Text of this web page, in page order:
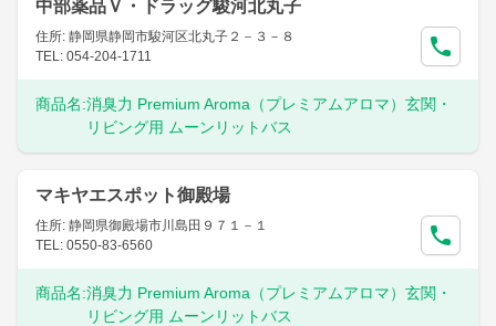
中部薬品Ｖ・ドラッグ駿河北丸子
住所: 静岡県静岡市駿河区北丸子２－３－８
TEL: 054-204-1711
商品名:消臭力 Premium Aroma（プレミアムアロマ）玄関・
リビング用 ムーンリットバス
マキヤエスポット御殿場
住所: 静岡県御殿場市川島田９７１－１
TEL: 0550-83-6560
商品名:消臭力 Premium Aroma（プレミアムアロマ）玄関・
リビング用 ムーンリットバス